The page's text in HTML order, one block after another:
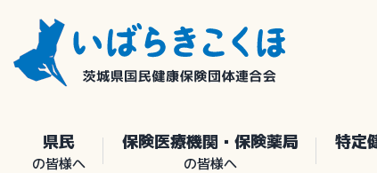
content
県民
の皆様へ
保険医療機関・保険薬局
の皆様へ
特定